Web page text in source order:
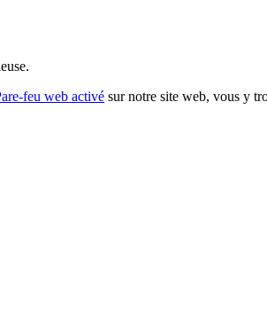
feu web activé sur notre site web, vous y